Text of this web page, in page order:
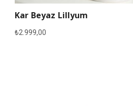
Kar Beyaz Lillyum
₺2.999,00